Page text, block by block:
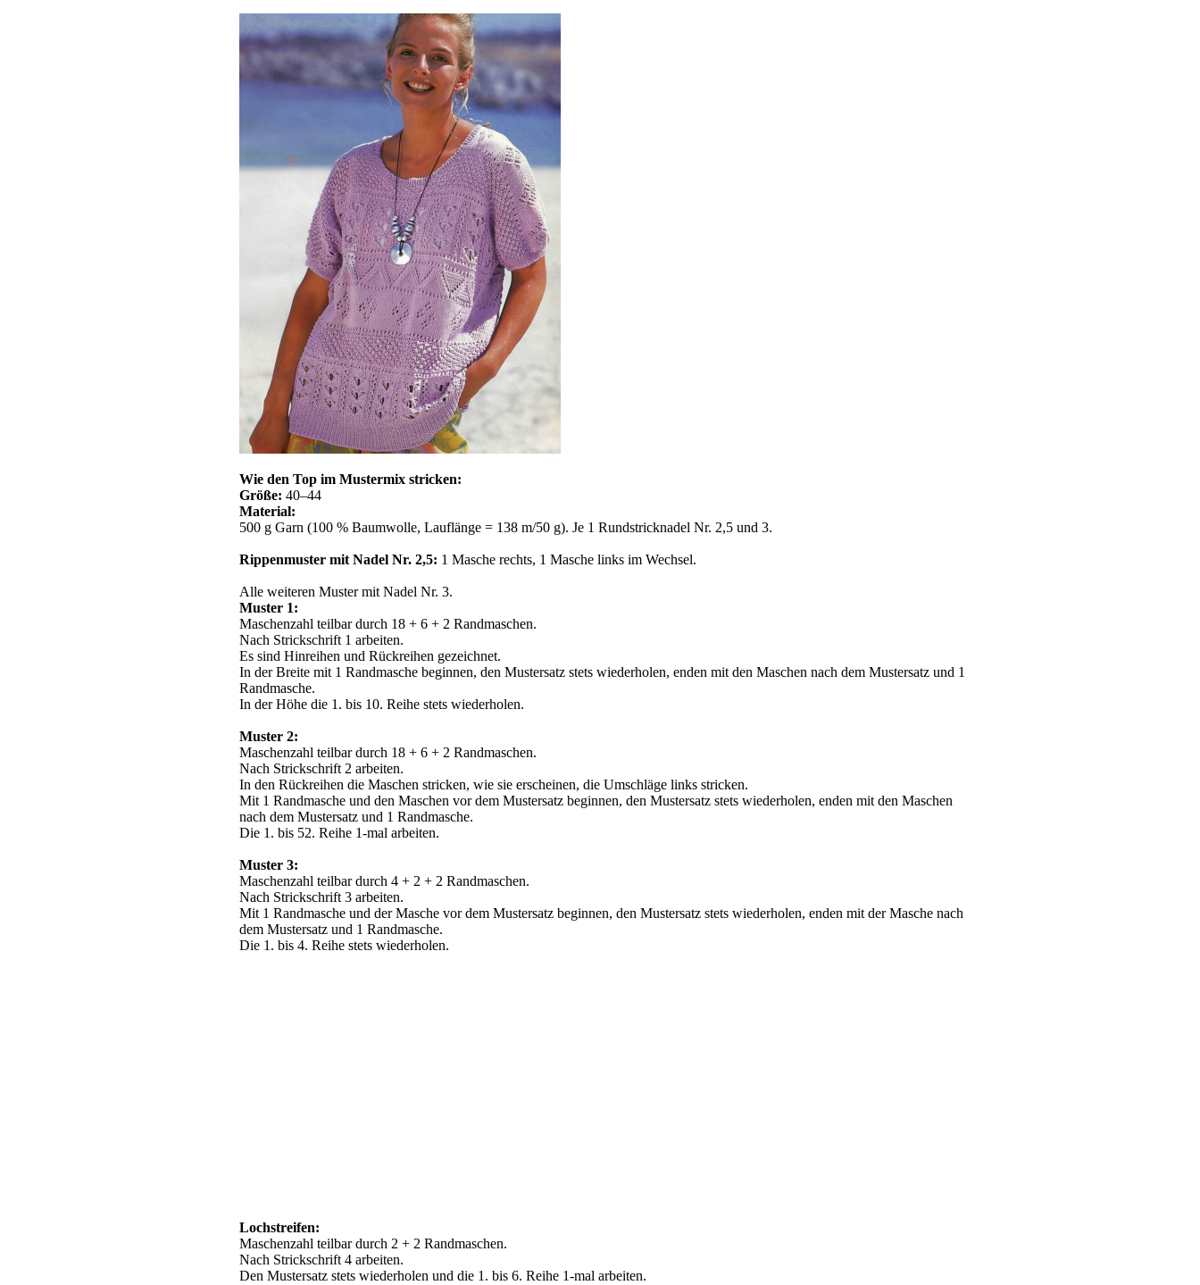
Wie den Top im Mustermix stricken:
Größe: 40–44
Material:
500 g Garn (100 % Baumwolle, Lauflänge = 138 m/50 g). Je 1 Rundstricknadel Nr. 2,5 und 3.
Rippenmuster mit Nadel Nr. 2,5: 1 Masche rechts, 1 Masche links im Wechsel.
Alle weiteren Muster mit Nadel Nr. 3.
Muster 1:
Maschenzahl teilbar durch 18 + 6 + 2 Randmaschen.
Nach Strickschrift 1 arbeiten.
Es sind Hinreihen und Rückreihen gezeichnet.
In der Breite mit 1 Randmasche beginnen, den Mustersatz stets wiederholen, enden mit den Maschen nach dem Mustersatz und 1
Randmasche.
In der Höhe die 1. bis 10. Reihe stets wiederholen.
Muster 2:
Maschenzahl teilbar durch 18 + 6 + 2 Randmaschen.
Nach Strickschrift 2 arbeiten.
In den Rückreihen die Maschen stricken, wie sie erscheinen, die Umschläge links stricken.
Mit 1 Randmasche und den Maschen vor dem Mustersatz beginnen, den Mustersatz stets wiederholen, enden mit den Maschen
nach dem Mustersatz und 1 Randmasche.
Die 1. bis 52. Reihe 1-mal arbeiten.
Muster 3:
Maschenzahl teilbar durch 4 + 2 + 2 Randmaschen.
Nach Strickschrift 3 arbeiten.
Mit 1 Randmasche und der Masche vor dem Mustersatz beginnen, den Mustersatz stets wiederholen, enden mit der Masche nach
dem Mustersatz und 1 Randmasche.
Die 1. bis 4. Reihe stets wiederholen.
Lochstreifen:
Maschenzahl teilbar durch 2 + 2 Randmaschen.
Nach Strickschrift 4 arbeiten.
Den Mustersatz stets wiederholen und die 1. bis 6. Reihe 1-mal arbeiten.